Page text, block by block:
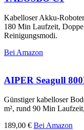
Kabelloser Akku-
180 Min Laufzeit,
Reinigungsmodi.
Bei Amazon
AIPER Seagull
Günstiger kabelloser
m², rund 90 Min
189,00 € Bei Amazon